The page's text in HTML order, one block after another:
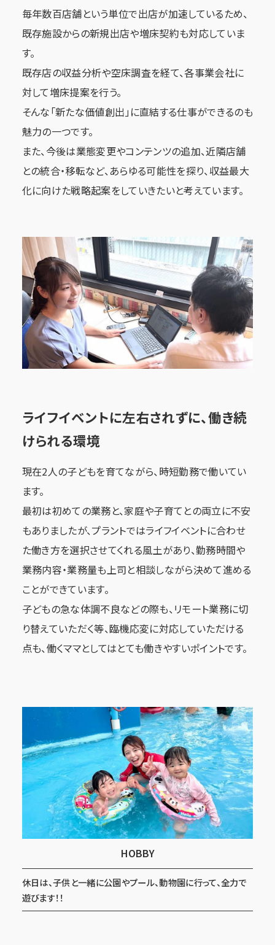
毎年数百店舗という単位で出店が加速しているため、
既存施設からの新規出店や増床契約も対応していま
す。
既存店の収益分析や空床調査を経て、各事業会社に
対して増床提案を行う。
そんな「新たな価値創出」に直結する仕事ができるのも
魅力の一つです。
また、今後は業態変更やコンテンツの追加、近隣店舗
との統合・移転など、あらゆる可能性を探り、収益最大
化に向けた戦略起案をしていきたいと考えています。
ライフイベントに左右されずに、働き続
けられる環境
現在2人の子どもを育てながら、時短勤務で働いてい
ます。
最初は初めての業務と、家庭や子育てとの両立に不安
もありましたが、プラントではライフイベントに合わせ
た働き方を選択させてくれる風土があり、勤務時間や
業務内容・業務量も上司と相談しながら決めて進める
ことができています。
子どもの急な体調不良などの際も、リモート業務に切
り替えていただく等、臨機応変に対応していただける
点も、働くママとしてはとても働きやすいポイントです。
HOBBY
休日は、子供と一緒に公園やプール、動物園に行って、全力で
遊びます！！